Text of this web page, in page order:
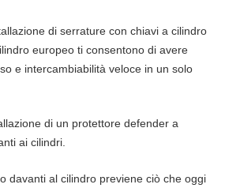
di serrature con chiavi a cilindro
europeo ti consentono di avere
e intercambiabilità veloce in un solo
di un protettore defender a
ai cilindri.
davanti al cilindro previene ciò che oggi